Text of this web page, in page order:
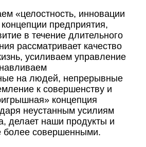
«целостность, инновации
предприятия,
в течение длительного
рассматривает качество
усиливаем управление
на людей, непрерывные
к совершенству и
концепция
неустанным усилиям
делает наши продукты и
более совершенными.